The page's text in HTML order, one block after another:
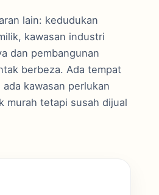
lain: kedudukan
kawasan industri
dan pembangunan
berbeza. Ada tempat
kawasan perlukan
murah tetapi susah dijual